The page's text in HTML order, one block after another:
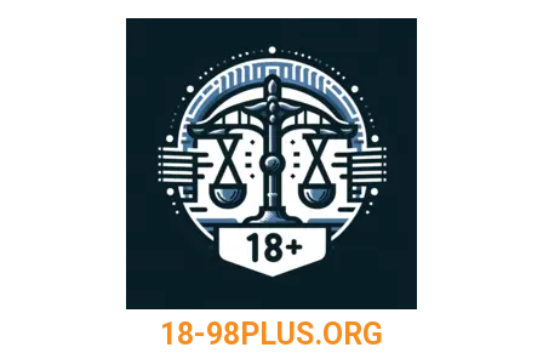
18-98PLUS.ORG